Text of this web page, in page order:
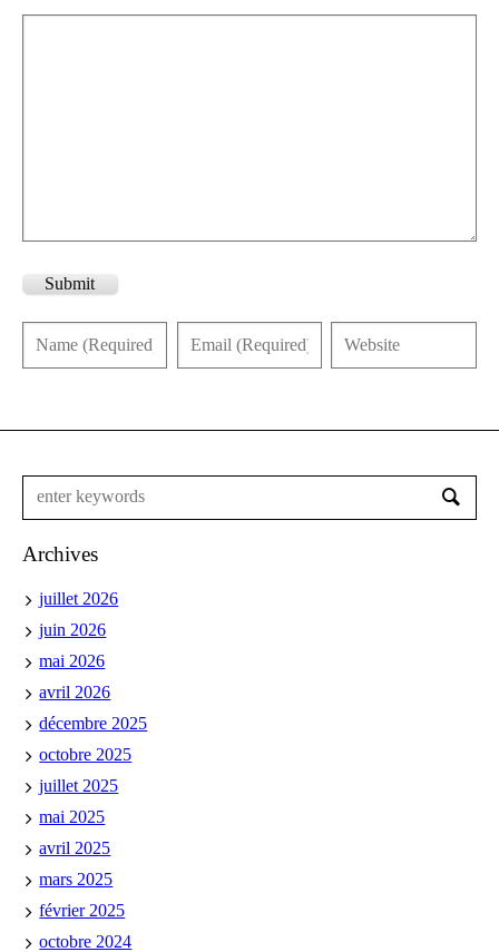
Submit
Archives
juillet 2026
juin 2026
mai 2026
avril 2026
décembre 2025
octobre 2025
juillet 2025
mai 2025
avril 2025
mars 2025
février 2025
octobre 2024